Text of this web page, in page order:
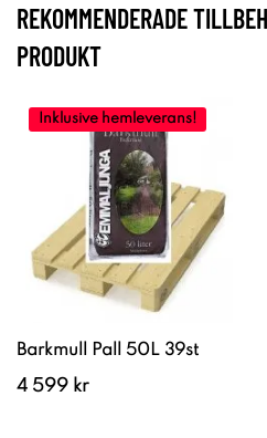
REKOMMENDERADE
PRODUKT
Inklusive hemleverans!
Barkmull Pall 50L 39st
4 599 kr